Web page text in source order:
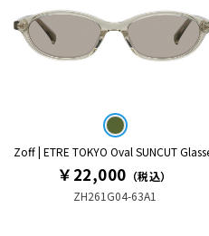
Zoff | ETRE TOKYO Oval SUNCUT
￥22,000 （税込）
ZH261G04-63A1